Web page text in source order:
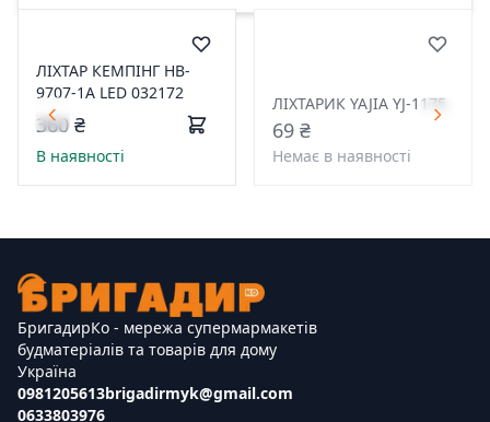
ЛІХТАР КЕМПІНГ HB-
9707-1A LED 032172
360 ₴
В наявності
ЛІХТАРИК YAJIA YJ-1175
69 ₴
Немає в наявності
БригадирКо - мережа супермармакетів
будматеріалів та товарів для дому
Україна
0981205613
0633803976
brigadirmyk@gmail.com